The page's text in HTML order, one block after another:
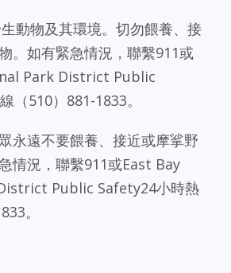
動物及其環境。切勿餵養、接
。如有緊急情況，聯繫911或
Park District Public
（510）881-1833。
永遠不要餵養、接近或摩挲野
情況，聯繫911或East Bay
Public Safety24小時熱
。